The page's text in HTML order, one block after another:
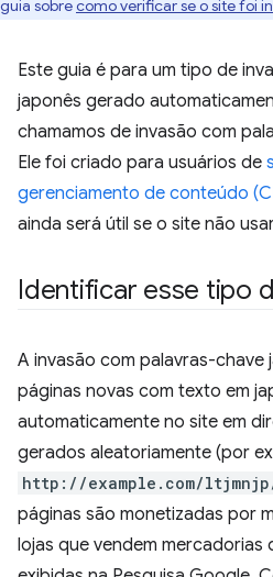
guia sobrecomo verificar se o site foi
Este guia é para um tipo de
japonês gerado
chamamos de invasão com
Ele foi criado para usuários de
gerenciamento de conteúdo
ainda será útil se o site não
Identificar esse tipo
A invasão com palavras-chave
páginas novas com texto em
automaticamente no site em
gerados aleatoriamente (por
http://example.com/
páginas são monetizadas por
lojas que vendem mercadorias